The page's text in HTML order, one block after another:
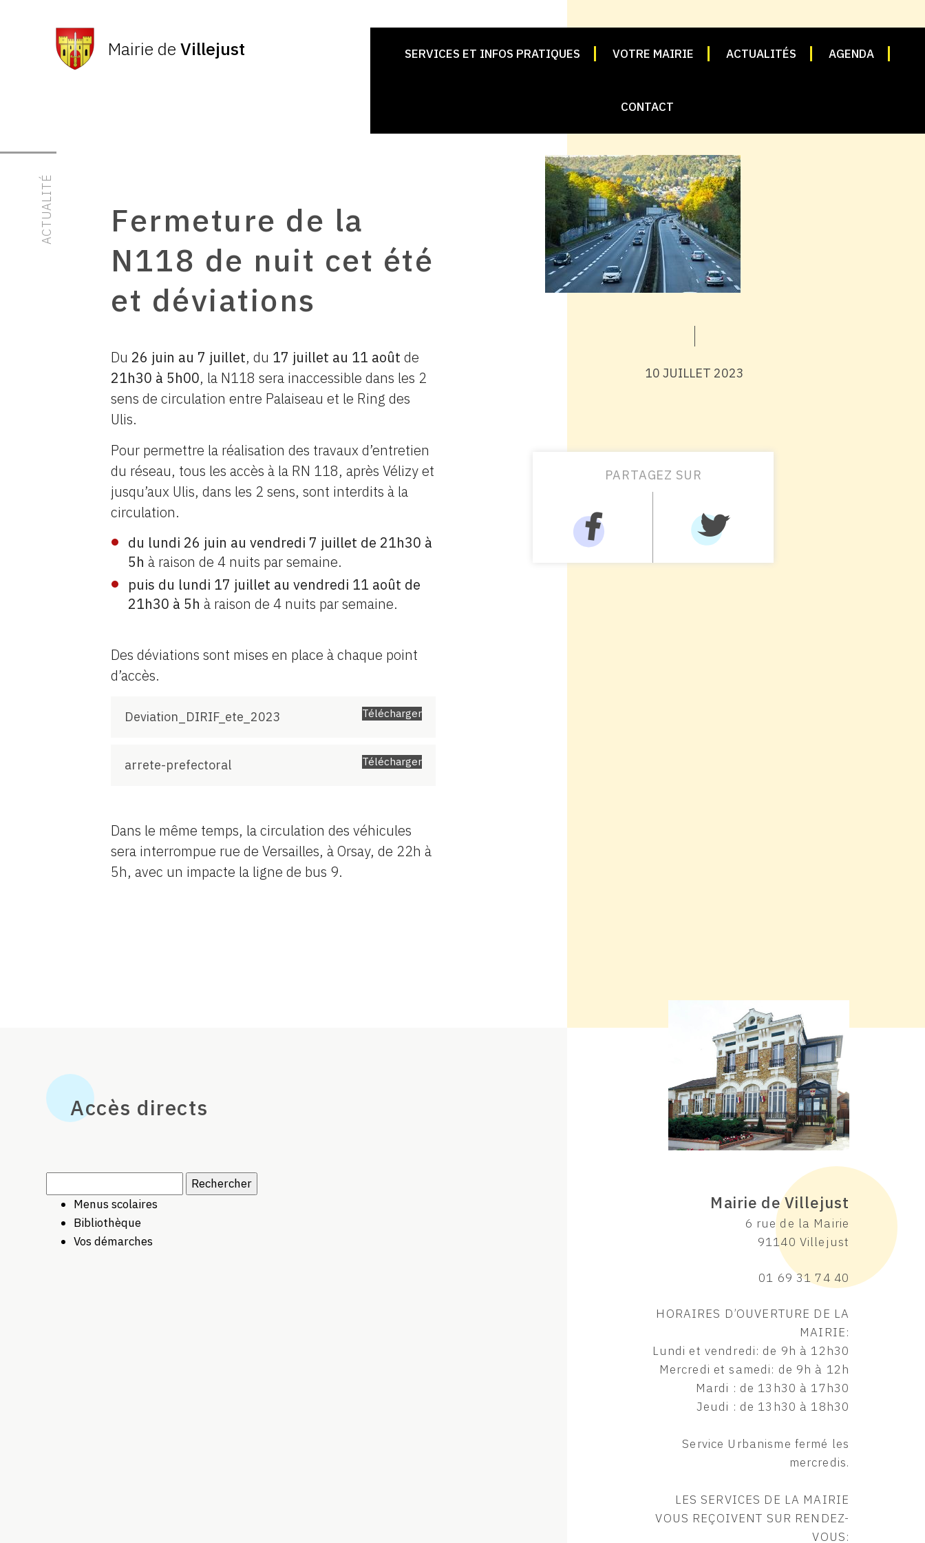
Mairie de Villejust SERVICES ET INFOS PRATIQUES VOTRE MAIRIE ACTUALITÉS AGENDA
CONTACT
ACTUALITÉ
Fermeture de la
N118 de nuit cet été
et déviations
Du 26 juin au 7 juillet, du 17 juillet au 11 août de
21h30 à 5h00, la N118 sera inaccessible dans les 2
sens de circulation entre Palaiseau et le Ring des
Ulis.
Pour permettre la réalisation des travaux d’entretien
du réseau, tous les accès à la RN 118, après Vélizy et
jusqu’aux Ulis, dans les 2 sens, sont interdits à la
circulation.
du lundi 26 juin au vendredi 7 juillet de 21h30 à
5h à raison de 4 nuits par semaine.
puis du lundi 17 juillet au vendredi 11 août de
21h30 à 5h à raison de 4 nuits par semaine.
Des déviations sont mises en place à chaque point
d’accès.
Deviation_DIRIF_ete_2023 Télécharger
arrete-prefectoral Télécharger
Dans le même temps, la circulation des véhicules
sera interrompue rue de Versailles, à Orsay, de 22h à
5h, avec un impacte la ligne de bus 9.
10 JUILLET 2023
PARTAGEZ SUR
Accès directs
Menus scolaires
Bibliothèque
Vos démarches
Mairie de Villejust
6 rue de la Mairie
91140 Villejust
01 69 31 74 40
HORAIRES D’OUVERTURE DE LA
MAIRIE:
Lundi et vendredi: de 9h à 12h30
Mercredi et samedi: de 9h à 12h
Mardi : de 13h30 à 17h30
Jeudi : de 13h30 à 18h30
Service Urbanisme fermé les
mercredis.
LES SERVICES DE LA MAIRIE
VOUS REÇOIVENT SUR RENDEZ-
VOUS: